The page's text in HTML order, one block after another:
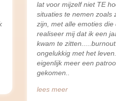
lat voor mijzelf niet TE
situaties te nemen zoals
zijn, met alle emoties
realiseer mij dat ik een
kwam te
ongelukkig met het
eigenlijk meer een
gekomen
lees meer